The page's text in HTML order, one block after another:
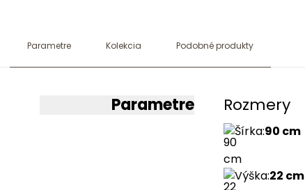
Parametre Kolekcia Podobné produkty
Parametre Rozmery
Šírka:90 cm
Výška:22 cm